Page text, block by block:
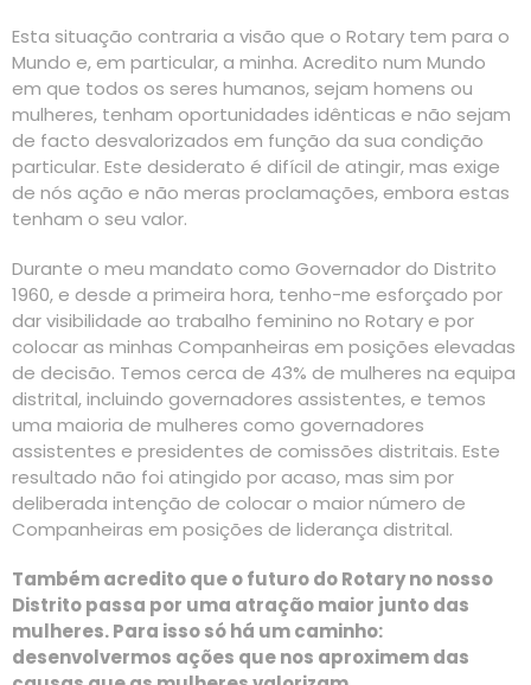
Esta situação contraria a visão que o Rotary tem para o
Mundo e, em particular, a minha. Acredito num Mundo
em que todos os seres humanos, sejam homens ou
mulheres, tenham oportunidades idênticas e não sejam
de facto desvalorizados em função da sua condição
particular. Este desiderato é difícil de atingir, mas exige
de nós ação e não meras proclamações, embora estas
tenham o seu valor.
Durante o meu mandato como Governador do Distrito
1960, e desde a primeira hora, tenho-me esforçado por
dar visibilidade ao trabalho feminino no Rotary e por
colocar as minhas Companheiras em posições elevadas
de decisão. Temos cerca de 43% de mulheres na equipa
distrital, incluindo governadores assistentes, e temos
uma maioria de mulheres como governadores
assistentes e presidentes de comissões distritais. Este
resultado não foi atingido por acaso, mas sim por
deliberada intenção de colocar o maior número de
Companheiras em posições de liderança distrital.
Também acredito que o futuro do Rotary no nosso
Distrito passa por uma atração maior junto das
mulheres. Para isso só há um caminho:
desenvolvermos ações que nos aproximem das